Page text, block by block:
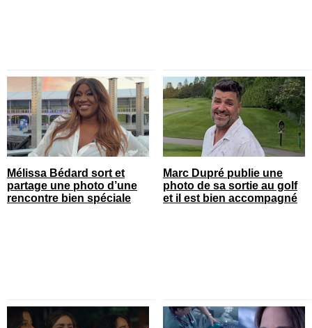
Mélissa Bédard sort et
partage une photo d’une
rencontre bien spéciale
Marc Dupré publie une
photo de sa sortie au golf
et il est bien accompagné